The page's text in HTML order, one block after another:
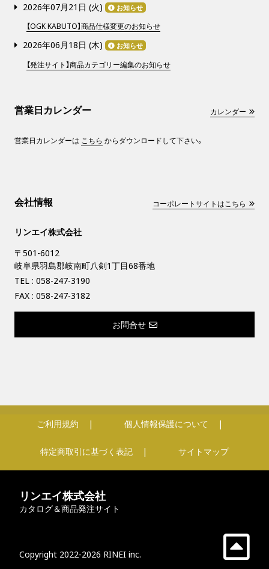
2026年07月21日 (火) お知らせ
【OGK KABUTO】商品仕様変更のお知らせ
2026年06月18日 (木) お知らせ
【発注サイト】商品カテゴリー編集のお知らせ
営業日カレンダー カレンダー
営業日カレンダーは こちら からダウンロードして下さい。
会社情報 コーポレートサイトはこちら
リンエイ株式会社
〒501-6012
岐阜県羽島郡岐南町八剣1丁目68番地
TEL : 058-247-3190
FAX : 058-247-3182
お問合せ
ご利用規約 個人情報保護について
特定商取引に基づく表記 サイトマップ
リンエイ株式会社
カタログ＆商品発注サイト
Copyright 2022-2026 RINEI inc.